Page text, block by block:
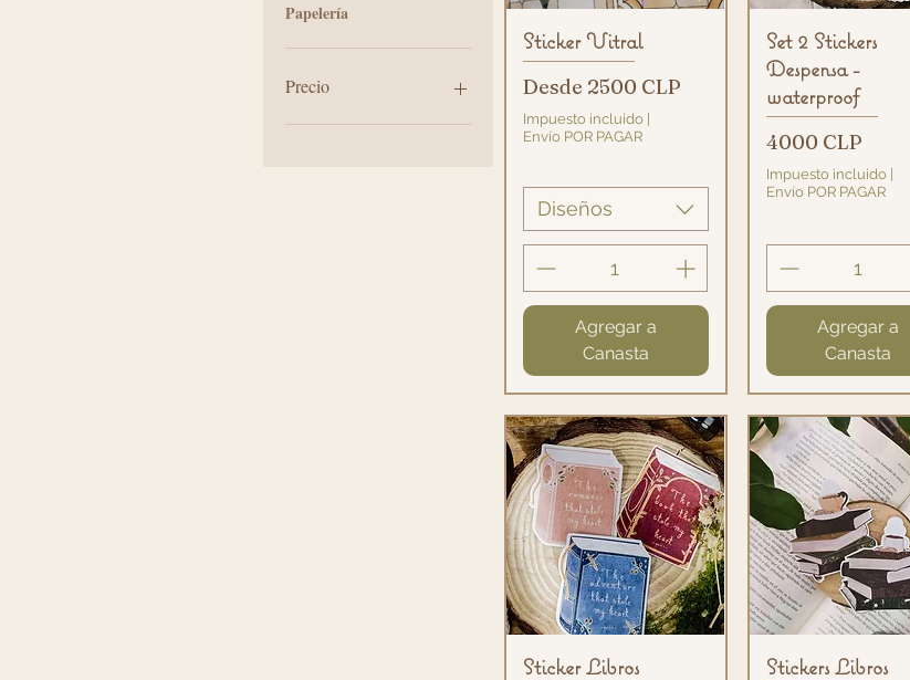
Papelería
Precio
Vista rápida
Sticker Vitral
Desde 2500 CLP
Precio de oferta
Impuesto incluido
Envío POR PAGAR
Diseños
Agregar a
Canasta
Vista rápida
Set 2 Stickers
Despensa -
waterproof
Precio
4000 CLP
Impuesto incluido|
Envío POR PAGAR
Agregar a
Canasta
Vista rápida
Sticker Libros
Vista rápida
Stickers Libros